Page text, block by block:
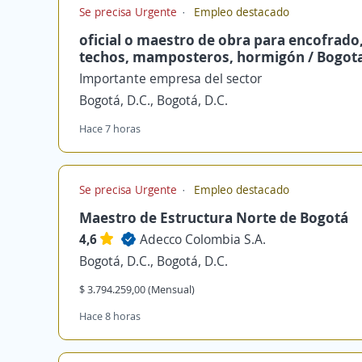
Se precisa Urgente Empleo destacado
oficial o maestro de obra para
techos, mamposteros, hormigón /
Importante empresa del sector
Bogotá, D.C., Bogotá, D.C.
Hace 7 horas
Se precisa Urgente Empleo destacado
Maestro de Estructura Norte de Bogotá
4,6
Adecco Colombia S.A.
Bogotá, D.C., Bogotá, D.C.
$ 3.794.259,00 (Mensual)
Hace 8 horas